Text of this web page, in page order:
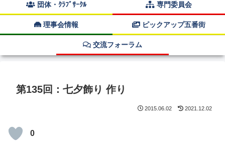
団体・ｸﾗﾌﾞｻｰｸﾙ 専門委員会
理事会情報 ピックアップ五番街
交流フォーラム
第135回：七夕飾り 作り
2015.06.02 2021.12.02
0